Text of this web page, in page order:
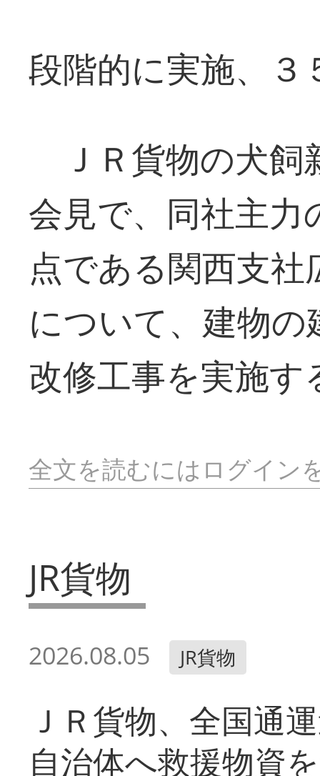
段階的に実施、３
ＪＲ貨物の犬飼
会見で、同社主
点である関西支
について、建物
改修工事を実施
全文を読むにはログイン
JR貨物
2026.08.05 JR貨物
ＪＲ貨物、全国通
自治体へ救援物資